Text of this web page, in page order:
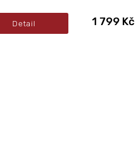
Detail 1 799 Kč